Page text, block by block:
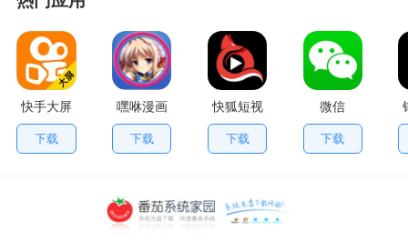
快手大屏
版
下载
嘿咻漫画
下载
快狐短视
频
下载
微信
下载